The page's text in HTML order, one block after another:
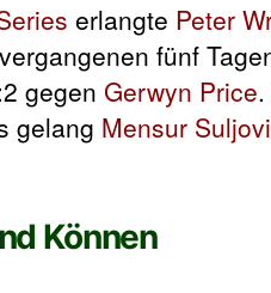
erlangte Peter
fünf
gegen Gerwyn Price
gelang Mensur
Können